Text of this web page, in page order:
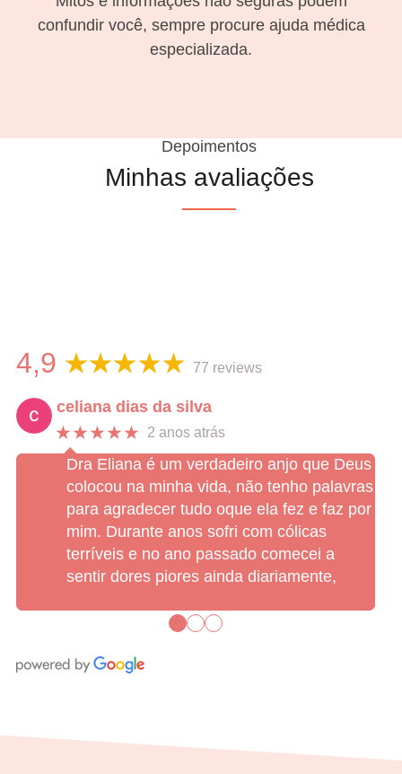
confundir você, sempre procure ajuda médica
especializada.
Depoimentos
Minhas avaliações
4,9 77 reviews
celiana dias da silva
★★★★★ 2 anos atrás
Dra Eliana é um verdadeiro anjo que Deus
colocou na minha vida, não tenho palavras
para agradecer tudo oque ela fez e faz por
mim. Durante anos sofri com cólicas
terríveis e no ano passado comecei a
sentir dores piores ainda diariamente,
●●●